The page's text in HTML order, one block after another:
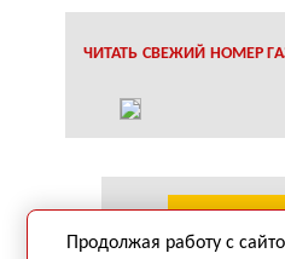
ЧИТАТЬ СВЕЖИЙ НОМЕР
Продолжая работу с